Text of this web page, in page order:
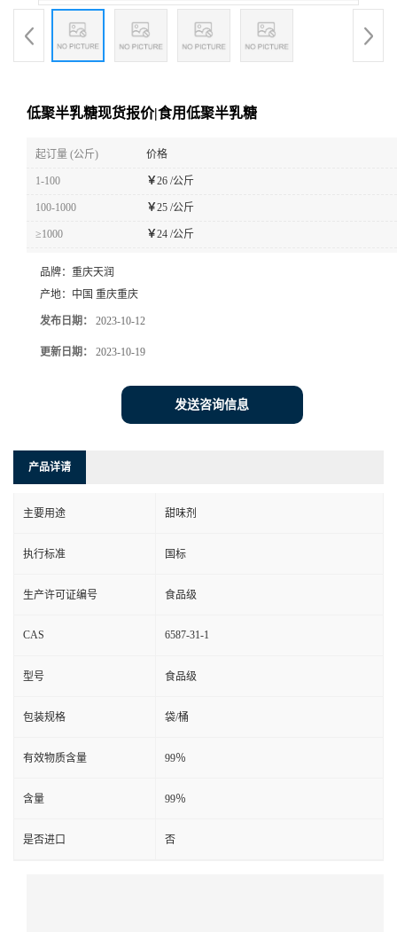
低聚半乳糖现货报价|食用低聚半乳糖
起订量 (公斤) 价格
1-100 ￥26 /公斤
100-1000 ￥25 /公斤
≥1000 ￥24 /公斤
品牌： 重庆天润
产地： 中国 重庆重庆
发布日期： 2023-10-12
更新日期： 2023-10-19
发送咨询信息
产品详请
主要用途 甜味剂
执行标准 国标
生产许可证编号 食品级
CAS 6587-31-1
型号 食品级
包装规格 袋/桶
有效物质含量 99％
含量 99％
是否进口 否